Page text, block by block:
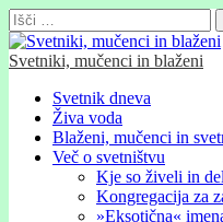
Išči:
Svetniki, mučenci in blaženi
Glavni
meni
Skip
content
Svetnik dneva
Živa voda
Blaženi, mučenci in
Več o svetništvu
Kje so živeli in
Kongregacija za
»Eksotična«